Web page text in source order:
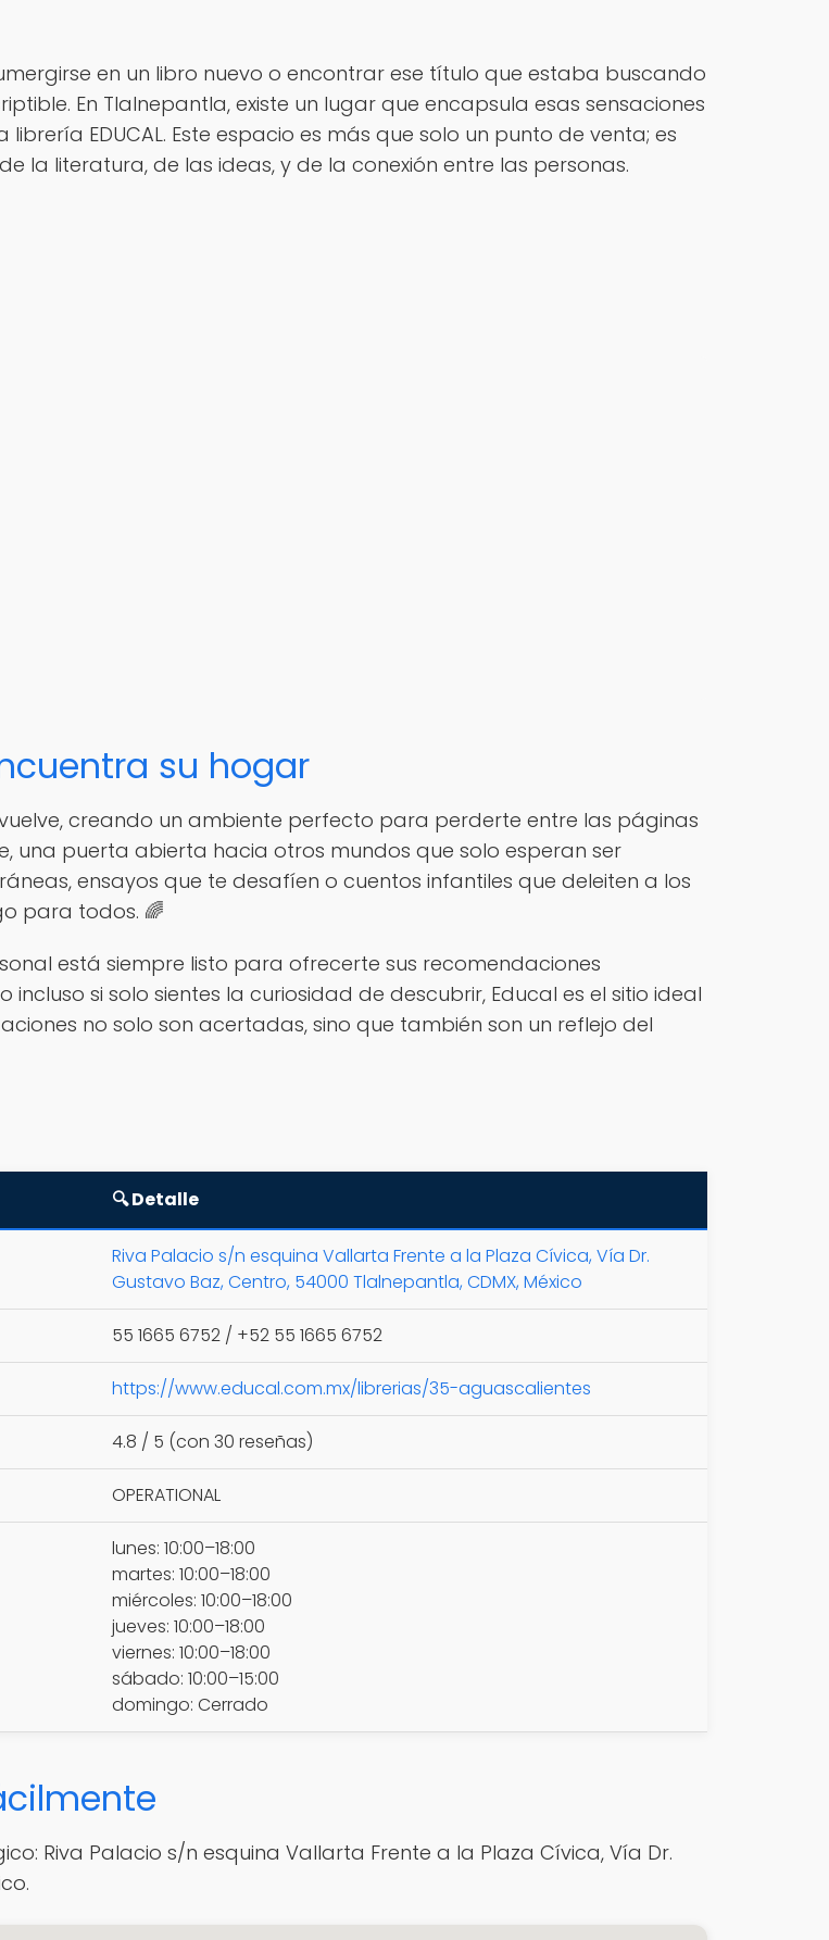
en un libro nuevo o encontrar ese título que estaba buscando
En Tlalnepantla, existe un lugar que encapsula esas sensaciones
librería EDUCAL. Este espacio es más que solo un punto de venta; es
la literatura, de las ideas, y de la conexión entre las personas.
su hogar
creando un ambiente perfecto para perderte entre las páginas
una puerta abierta hacia otros mundos que solo esperan ser
ensayos que te desafíen o cuentos infantiles que deleiten a los
para todos. 🌈
está siempre listo para ofrecerte sus recomendaciones
si solo sientes la curiosidad de descubrir, Educal es el sitio ideal
no solo son acertadas, sino que también son un reflejo del
🔍 Detalle
Riva Palacio s/n esquina Vallarta Frente a la Plaza Cívica, Vía Dr.
Gustavo Baz, Centro, 54000 Tlalnepantla, CDMX, México
55 1665 6752 / +52 55 1665 6752
https://www.educal.com.mx/librerias/35-aguascalientes
4.8 / 5 (con 30 reseñas)
OPERATIONAL
lunes: 10:00–18:00
martes: 10:00–18:00
miércoles: 10:00–18:00
jueves: 10:00–18:00
viernes: 10:00–18:00
sábado: 10:00–15:00
domingo: Cerrado
Riva Palacio s/n esquina Vallarta Frente a la Plaza Cívica, Vía Dr.